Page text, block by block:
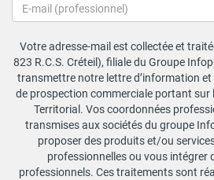
Votre adresse-mail est collectée et
823 R.C.S. Créteil), filiale du Groupe
transmettre notre lettre d’information
de prospection commerciale portant sur
Territorial. Vos coordonnées
transmises aux sociétés du groupe
proposer des produits et/ou
professionnelles ou vous intégrer
professionnels. Ces traitements sont